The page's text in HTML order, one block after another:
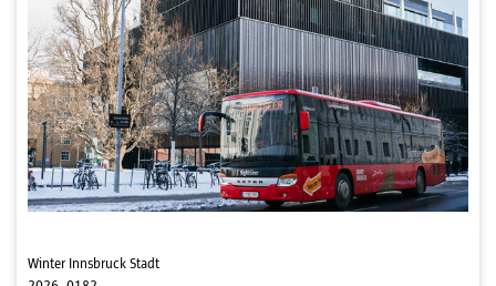
Winter Innsbruck Stadt